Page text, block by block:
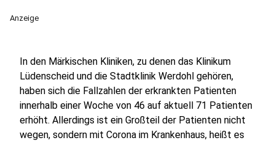
Anzeige
In den Märkischen Kliniken, zu denen das Klinikum
Lüdenscheid und die Stadtklinik Werdohl gehören,
haben sich die Fallzahlen der erkrankten Patienten
innerhalb einer Woche von 46 auf aktuell 71 Patienten
erhöht. Allerdings ist ein Großteil der Patienten nicht
wegen, sondern mit Corona im Krankenhaus, heißt es